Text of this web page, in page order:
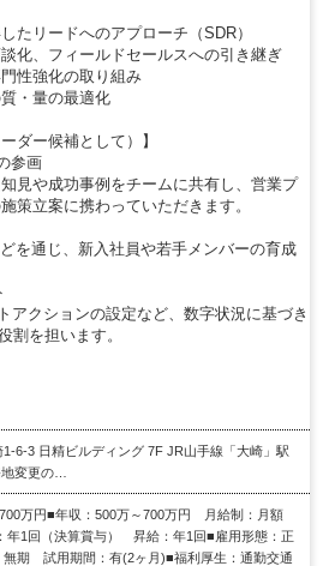
たリードへのアプローチ（SDR）
化、フィールドセールスへの引き継ぎ
性強化の取り組み
・量の最適化
ダー候補として）】
参画
見や成功事例をチームに共有し、営業プ
策立案に携わっていただきます。
を通じ、新入社員や若手メンバーの育成
アクションの設定など、数字状況に基づき
割を担います。
6-3 日精ビルディング 7F JR山手線「大崎」駅
変更の…
万円■年収：500万～700万円 月給制：月額
1回（決算賞与） 昇給：年1回■雇用形態：正
期 試用期間：有(2ヶ月)■福利厚生：通勤交通